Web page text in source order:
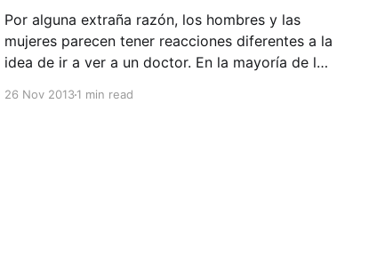
Por alguna extraña razón, los hombres y las
mujeres parecen tener reacciones diferentes a la
idea de ir a ver a un doctor. En la mayoría de las
26 Nov 20131 min read